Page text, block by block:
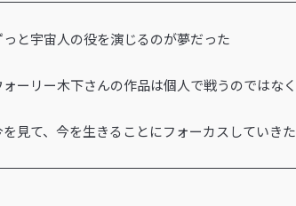
っと宇宙人の役を演じるのが夢だった
ォーリー木下さんの作品は個人で戦うのではな
を見て、今を生きることにフォーカスしていき